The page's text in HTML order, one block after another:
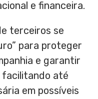
e financeira.
terceiros se
para proteger
e garantir
facilitando até
em possíveis